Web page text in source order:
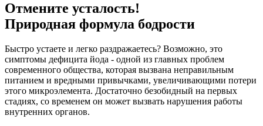
Отмените усталость!
Природная формула бодрости
Быстро устаете и легко раздражаетесь? Возможно, это
симптомы дефицита йода - одной из главных проблем
современного общества, которая вызвана неправильным
питанием и вредными привычками, увеличивающими потери
этого микроэлемента. Достаточно безобидный на первых
стадиях, со временем он может вызвать нарушения работы
внутренних органов.